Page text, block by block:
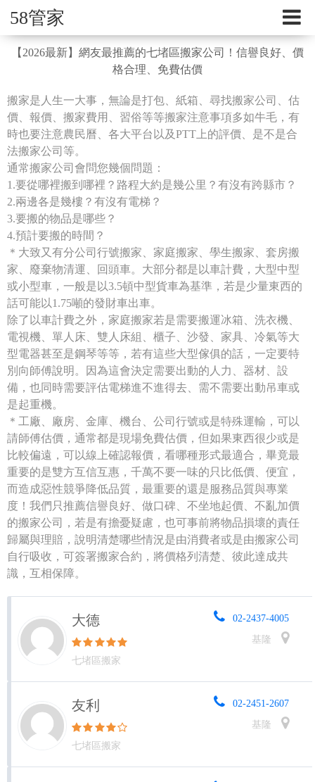
58管家
【2026最新】網友最推薦的七堵區搬家公司！信譽良好、價
格合理、免費估價
搬家是人生一大事，無論是打包、紙箱、尋找搬家公司、估
價、報價、搬家費用、習俗等等搬家注意事項多如牛毛，有
時也要注意農民曆、各大平台以及PTT上的評價、是不是合
法搬家公司等。
通常搬家公司會問您幾個問題：
1.要從哪裡搬到哪裡？路程大約是幾公里？有沒有跨縣市？
2.兩邊各是幾樓？有沒有電梯？
3.要搬的物品是哪些？
4.預計要搬的時間？
＊大致又有分公司行號搬家、家庭搬家、學生搬家、套房搬
家、廢棄物清運、回頭車。大部分都是以車計費，大型中型
或小型車，一般是以3.5頓中型貨車為基準，若是少量東西的
話可能以1.75噸的發財車出車。
除了以車計費之外，家庭搬家若是需要搬運冰箱、洗衣機、
電視機、單人床、雙人床組、櫃子、沙發、家具、冷氣等大
型電器甚至是鋼琴等等，若有這些大型傢俱的話，一定要特
別向師傅說明。因為這會決定需要出動的人力、器材、設
備，也同時需要評估電梯進不進得去、需不需要出動吊車或
是起重機。
＊工廠、廠房、金庫、機台、公司行號或是特殊運輸，可以
請師傅估價，通常都是現場免費估價，但如果東西很少或是
比較偏遠，可以線上確認報價，看哪種形式最適合，畢竟最
重要的是雙方互信互惠，千萬不要一味的只比低價、便宜，
而造成惡性競爭降低品質，最重要的還是服務品質與專業
度！我們只推薦信譽良好、做口碑、不坐地起價、不亂加價
的搬家公司，若是有擔憂疑慮，也可事前將物品損壞的責任
歸屬與理賠，說明清楚哪些情況是由消費者或是由搬家公司
自行吸收，可簽署搬家合約，將價格列清楚、彼此達成共
識，互相保障。
大德
七堵區搬家
02-2437-4005
基隆
友利
七堵區搬家
02-2451-2607
基隆